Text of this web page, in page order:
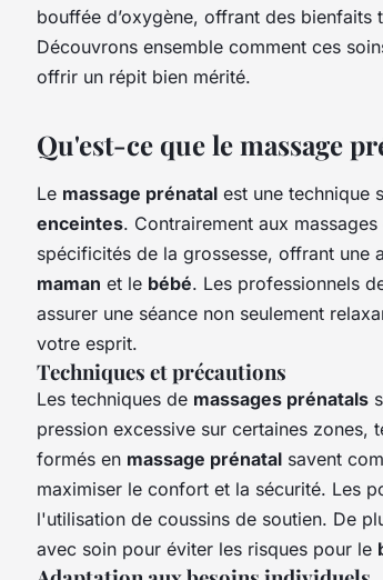
bouffée d’oxygène, offrant des bienfaits
Découvrons ensemble comment ces
offrir un répit bien mérité.
Qu'est-ce que le massage
Le massage prénatal est une technique
enceintes. Contrairement aux
spécificités de la grossesse, offrant une
maman et le bébé. Les professionnels
assurer une séance non seulement
votre esprit.
Techniques et précautions
Les techniques de massages prénatals
pression excessive sur certaines zones,
formés en massage prénatal savent
maximiser le confort et la sécurité. Les
l'utilisation de coussins de soutien. De
avec soin pour éviter les risques pour le